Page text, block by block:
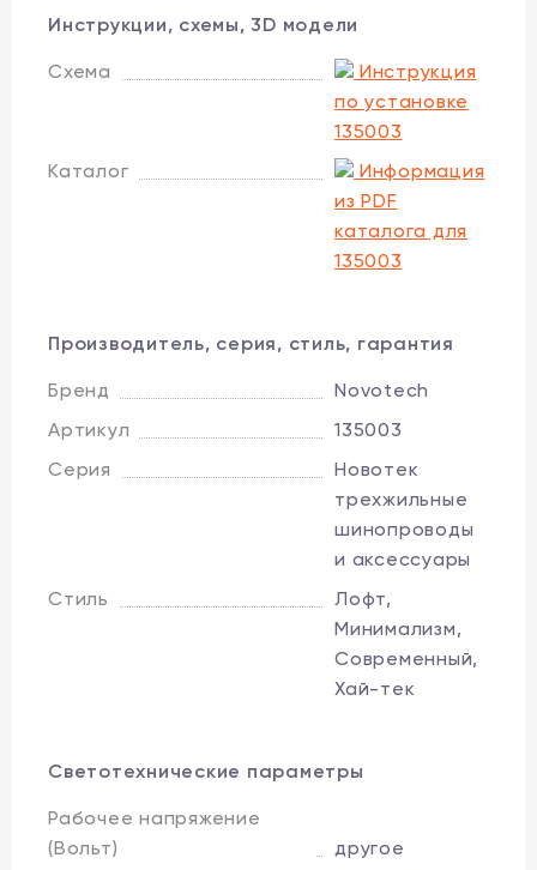
Инструкции, схемы, 3D модели
Схема
Инструкция
по установке
135003
Каталог
Информация
из PDF
каталога для
135003
Производитель, серия, стиль, гарантия
Бренд
Novotech
Артикул
135003
Серия
Новотек
трехжильные
шинопроводы
и аксессуары
Стиль
Лофт,
Минимализм,
Современный,
Хай-тек
Светотехнические параметры
Рабочее напряжение
(Вольт)
другое